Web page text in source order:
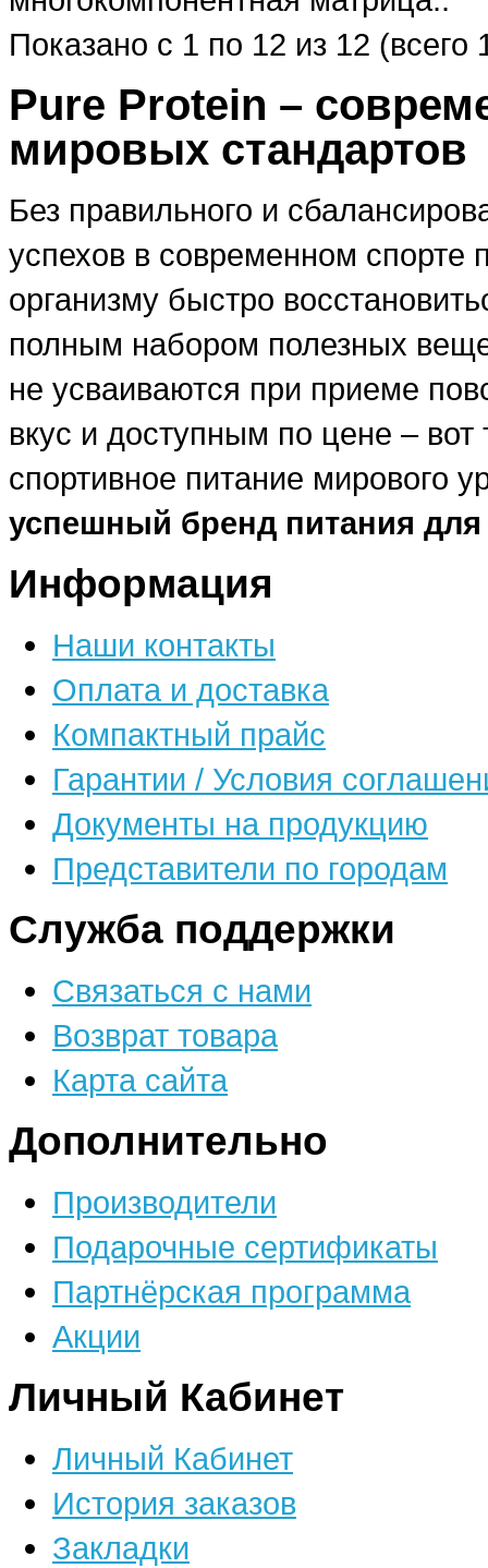
Показано с 1 по 12 из 12 (всего
Pure Protein –
мировых стандартов
Без правильного и
успехов в современном спорте
организму быстро
полным набором полезных
не усваиваются при приеме
вкус и доступным по цене –
спортивное питание мирового
успешный бренд питания
Информация
Наши контакты
Оплата и доставка
Компактный прайс
Гарантии / Условия
Документы на продукцию
Представители по городам
Служба поддержки
Связаться с нами
Возврат товара
Карта сайта
Дополнительно
Производители
Подарочные сертификаты
Партнёрская программа
Акции
Личный Кабинет
Личный Кабинет
История заказов
Закладки